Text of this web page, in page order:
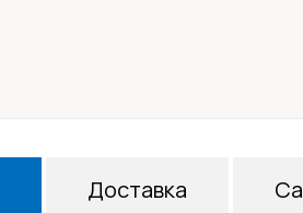
Доставка